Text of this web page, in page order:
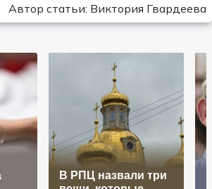
Автор статьи: Виктория Гвардеева
В РПЦ назвали три